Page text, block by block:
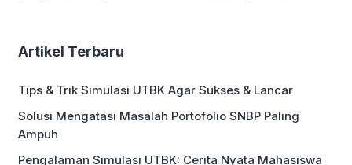
Artikel Terbaru
Tips & Trik Simulasi UTBK Agar Sukses & Lancar
Solusi Mengatasi Masalah Portofolio SNBP Paling
Ampuh
Pengalaman Simulasi UTBK: Cerita Nyata Mahasiswa